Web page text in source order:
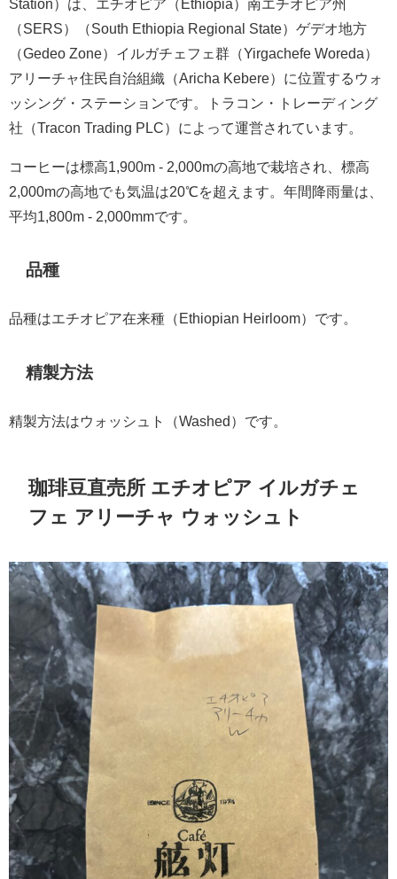
Station）は、エチオピア（Ethiopia）南エチオピア州
（SERS）（South Ethiopia Regional State）ゲデオ地方
（Gedeo Zone）イルガチェフェ群（Yirgachefe Woreda）
アリーチャ住民自治組織（Aricha Kebere）に位置するウォ
ッシング・ステーションです。トラコン・トレーディング
社（Tracon Trading PLC）によって運営されています。
コーヒーは標高1,900m - 2,000mの高地で栽培され、標高
2,000mの高地でも気温は20℃を超えます。年間降雨量は、
平均1,800m - 2,000mmです。
品種
品種はエチオピア在来種（Ethiopian Heirloom）です。
精製方法
精製方法はウォッシュト（Washed）です。
珈琲豆直売所 エチオピア イルガチェ
フェ アリーチャ ウォッシュト